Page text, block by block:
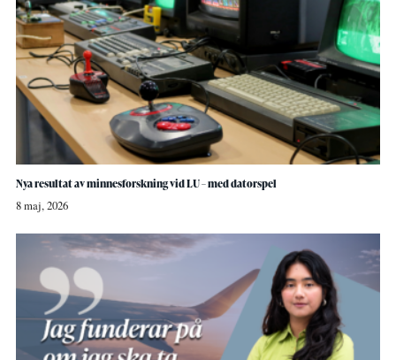
Nya resultat av minnesforskning vid LU – med datorspel
8 maj, 2026